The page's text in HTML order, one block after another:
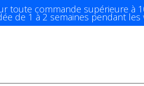
toute commande supérieure à
de 1 à 2 semaines pendant les